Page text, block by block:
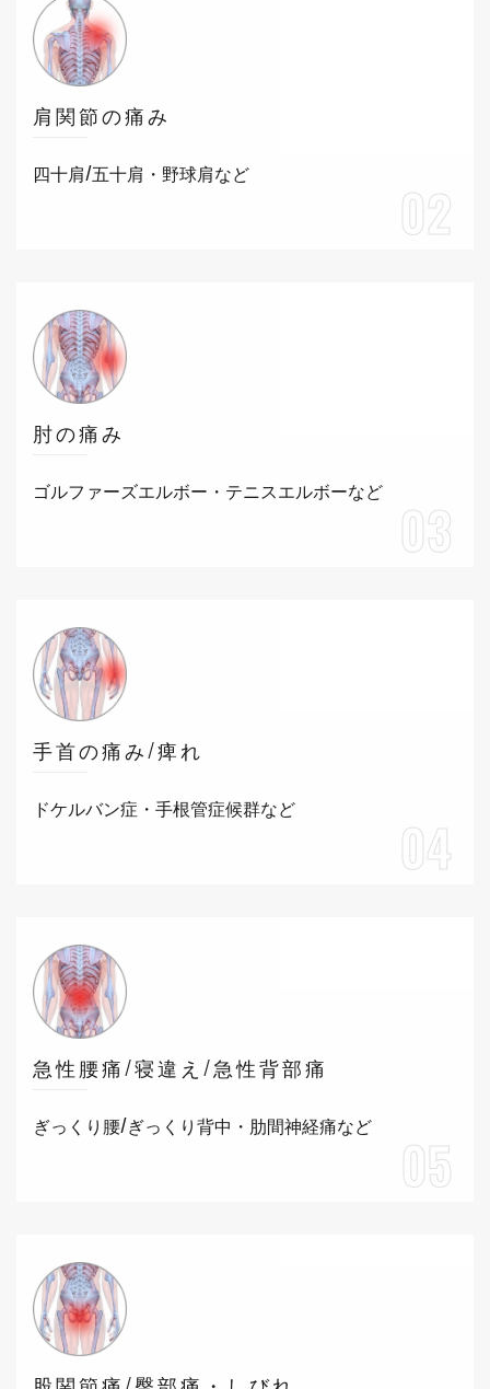
肩関節の痛み
四十肩/五十肩・野球肩など
02
肘の痛み
ゴルファーズエルボー・テニスエルボーなど
03
手首の痛み/痺れ
ドケルバン症・手根管症候群など
04
急性腰痛/寝違え/急性背部痛
ぎっくり腰/ぎっくり背中・肋間神経痛など
05